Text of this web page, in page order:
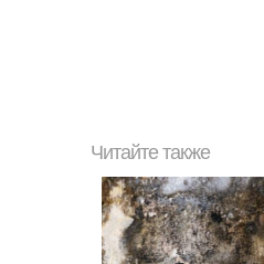
Читайте также